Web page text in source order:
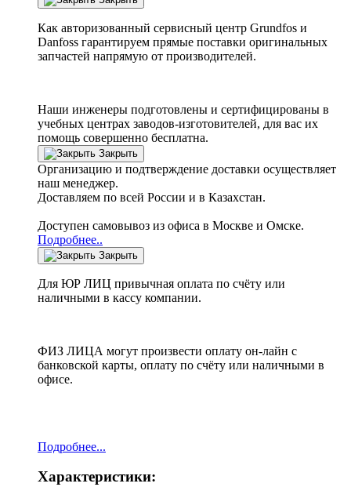
Как авторизованный сервисный центр Grundfos и
Danfoss гарантируем прямые поставки оригинальных
запчастей напрямую от производителей.
Наши инженеры подготовлены и сертифицированы в
учебных центрах заводов-изготовителей, для вас их
помощь совершенно бесплатна.
Закрыть
Организацию и подтверждение доставки осуществляет
наш менеджер.
Доставляем по всей России и в Казахстан.
Доступен самовывоз из офиса в Москве и Омске.
Подробнее..
Закрыть
Для ЮР ЛИЦ привычная оплата по счёту или
наличными в кассу компании.
ФИЗ ЛИЦА могут произвести оплату он-лайн с
банковской карты, оплату по счёту или наличными в
офисе.
Подробнее...
Характеристики: